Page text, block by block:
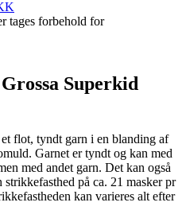
tages forbehold for
Superkid
flot, tyndt garn i en blanding af
Garnet er tyndt og kan med
med andet garn. Det kan også
på ca. 21 masker pr
kan varieres alt efter